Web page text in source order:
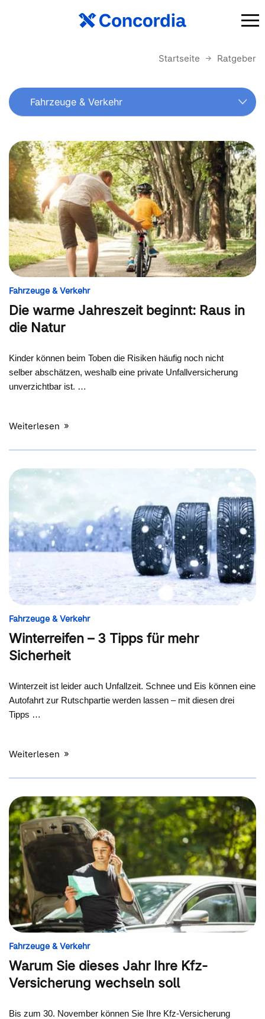
Startseite Ratgeber
Fahrzeuge & Verkehr
Fahrzeuge & Verkehr
Die warme Jahreszeit beginnt: Raus in
die Natur
Kinder können beim Toben die Risiken häufig noch nicht
selber abschätzen, weshalb eine private Unfallversicherung
unverzichtbar ist. …
Weiterlesen
Fahrzeuge & Verkehr
Winterreifen – 3 Tipps für mehr
Sicherheit
Winterzeit ist leider auch Unfallzeit. Schnee und Eis können eine
Autofahrt zur Rutschpartie werden lassen – mit diesen drei
Tipps …
Weiterlesen
Fahrzeuge & Verkehr
Warum Sie dieses Jahr Ihre Kfz-
Versicherung wechseln soll
Bis zum 30. November können Sie Ihre Kfz-Versicherung